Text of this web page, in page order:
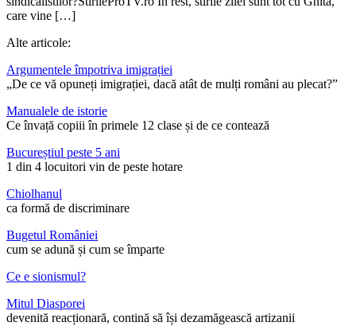
care vine […]
Alte articole:
Argumentele împotriva imigrației
„De ce vă opuneți imigrației, dacă atât de mulți români au plecat?”
Manualele de istorie
Ce învață copiii în primele 12 clase și de ce contează
Bucureștiul peste 5 ani
1 din 4 locuitori vin de peste hotare
Chiolhanul
ca formă de discriminare
Bugetul României
cum se adună și cum se împarte
Ce e sionismul?
Mitul Diasporei
devenită reacționară, contină să își dezamăgească artizanii